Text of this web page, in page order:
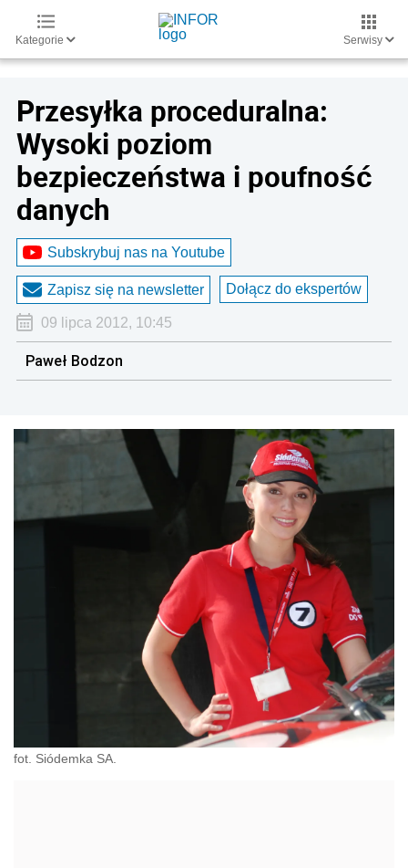
Kategorie Serwisy
Przesyłka proceduralna:
Wysoki poziom
bezpieczeństwa i poufność
danych
Subskrybuj nas na Youtube
Zapisz się na newsletter Dołącz do ekspertów
09 lipca 2012, 10:45
Paweł Bodzon
fot. Siódemka SA.